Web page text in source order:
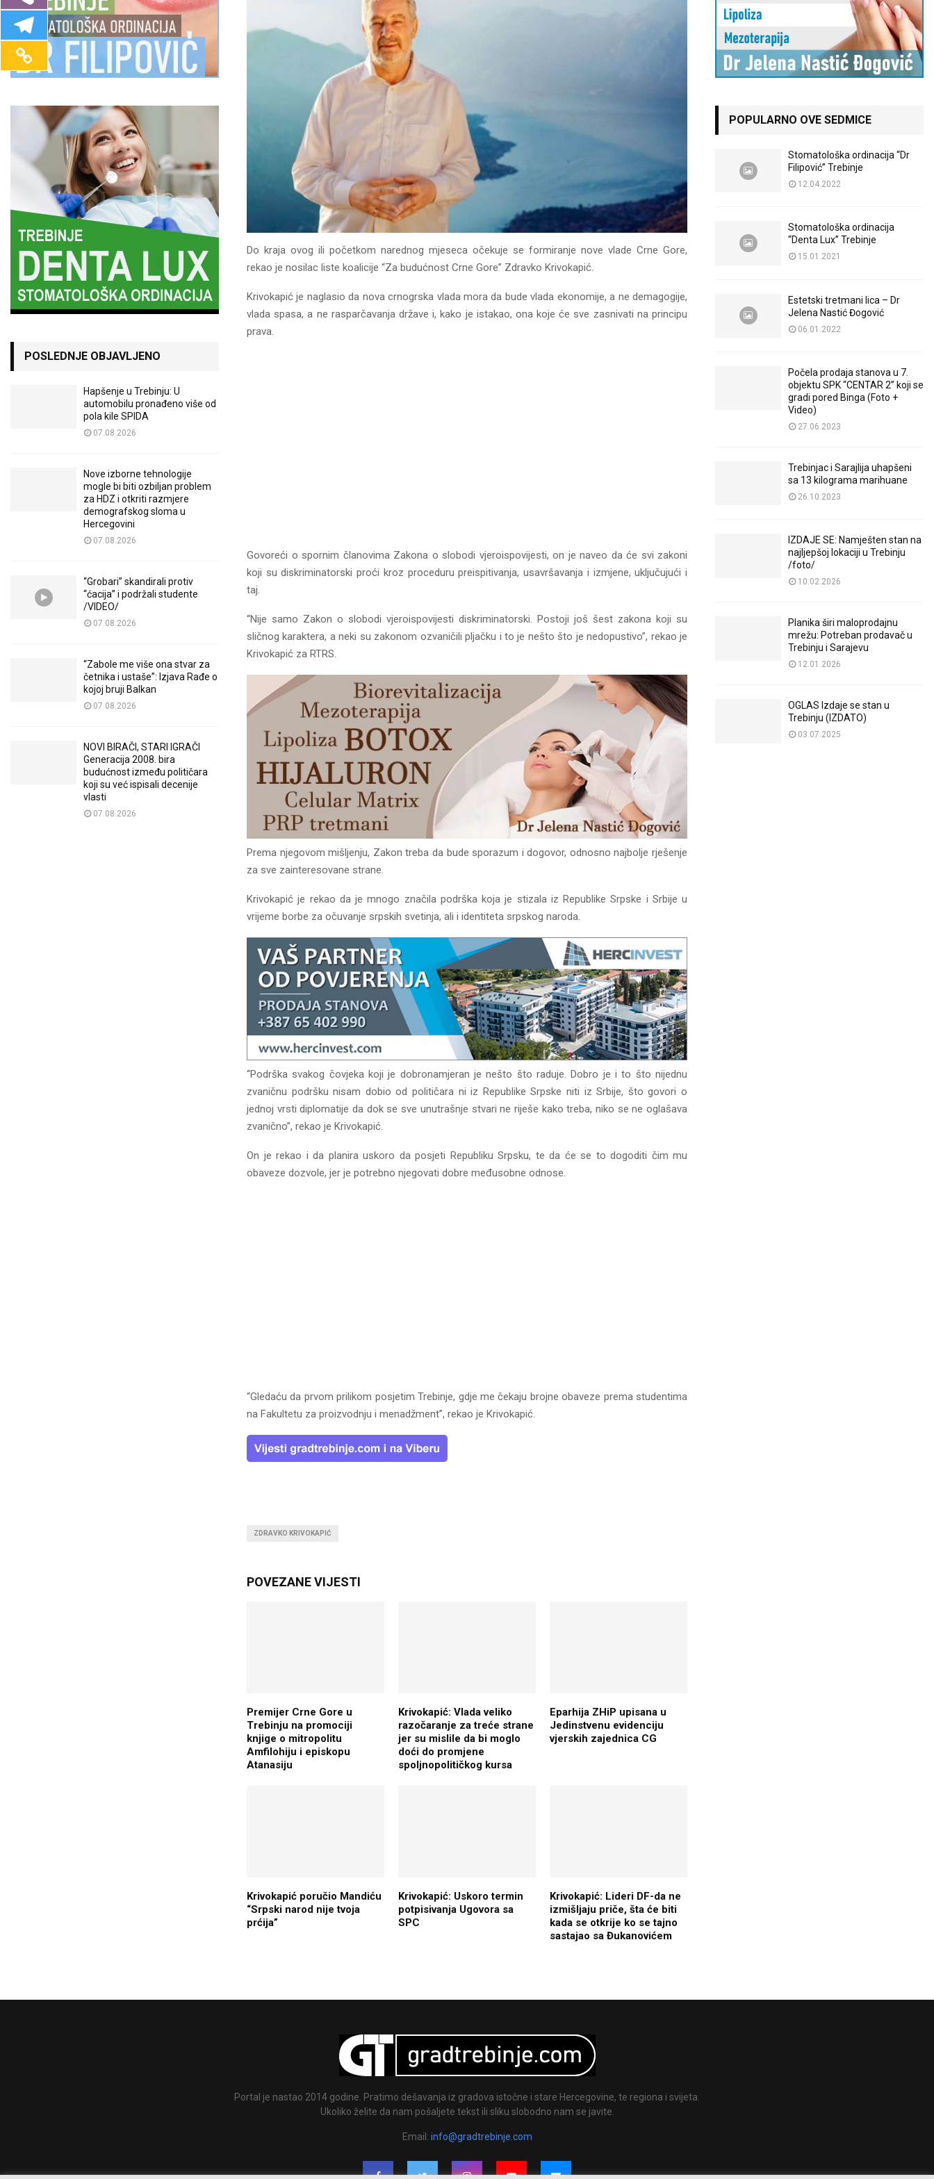
Do kraja ovog ili početkom narednog mjeseca očekuje se formiranje nove vlade Crne Gore,
rekao je nosilac liste koalicije “Za budućnost Crne Gore” Zdravko Krivokapić.
Krivokapić je naglasio da nova crnogrska vlada mora da bude vlada ekonomije, a ne demagogije,
vlada spasa, a ne rasparčavanja države i, kako je istakao, ona koje će sve zasnivati na principu
prava.
Govoreći o spornim članovima Zakona o slobodi vjeroispovijesti, on je naveo da će svi zakoni
koji su diskriminatorski proći kroz proceduru preispitivanja, usavršavanja i izmjene, uključujući i
taj.
“Nije samo Zakon o slobodi vjeroispovijesti diskriminatorski. Postoji još šest zakona koji su
sličnog karaktera, a neki su zakonom ozvaničili pljačku i to je nešto što je nedopustivo”, rekao je
Krivokapić za RTRS.
Prema njegovom mišljenju, Zakon treba da bude sporazum i dogovor, odnosno najbolje rješenje
za sve zainteresovane strane.
Krivokapić je rekao da je mnogo značila podrška koja je stizala iz Republike Srpske i Srbije u
vrijeme borbe za očuvanje srpskih svetinja, ali i identiteta srpskog naroda.
“Podrška svakog čovjeka koji je dobronamjeran je nešto što raduje. Dobro je i to što nijednu
zvaničnu podršku nisam dobio od političara ni iz Republike Srpske niti iz Srbije, što govori o
jednoj vrsti diplomatije da dok se sve unutrašnje stvari ne riješe kako treba, niko se ne oglašava
zvanično”, rekao je Krivokapić.
On je rekao i da planira uskoro da posjeti Republiku Srpsku, te da će se to dogoditi čim mu
obaveze dozvole, jer je potrebno njegovati dobre međusobne odnose.
“Gledaću da prvom prilikom posjetim Trebinje, gdje me čekaju brojne obaveze prema studentima
na Fakultetu za proizvodnju i menadžment”, rekao je Krivokapić.
ZDRAVKO KRIVOKAPIĆ
POVEZANE VIJESTI
Premijer Crne Gore u
Trebinju na promociji
knjige o mitropolitu
Amfilohiju i episkopu
Atanasiju
Krivokapić: Vlada veliko
razočaranje za treće strane
jer su mislile da bi moglo
doći do promjene
spoljnopolitičkog kursa
Eparhija ZHiP upisana u
Jеdinstvеnu еvidеnciju
vjеrskih zajеdnica CG
Krivokapić poručio Mandiću
“Srpski narod nije tvoja
prćija”
Krivokapić: Uskoro termin
potpisivanja Ugovora sa
SPC
Krivokapić: Lideri DF-da ne
izmišljaju priče, šta će biti
kada se otkrije ko se tajno
sastajao sa Đukanovićem
POSLEDNJE OBJAVLJENO
Hapšenje u Trebinju: U
automobilu pronađeno više od
pola kile SPIDA
07.08.2026
Nove izborne tehnologije
mogle bi biti ozbiljan problem
za HDZ i otkriti razmjere
demografskog sloma u
Hercegovini
07.08.2026
“Grobari” skandirali protiv
“ćacija” i podržali studente
/VIDEO/
07.08.2026
“Zabole me više ona stvar za
četnika i ustaše”: Izjava Rađe o
kojoj bruji Balkan
07.08.2026
NOVI BIRAČI, STARI IGRAČI
Generacija 2008. bira
budućnost između političara
koji su već ispisali decenije
vlasti
07.08.2026
POPULARNO OVE SEDMICE
Stomatološka ordinacija “Dr
Filipović” Trebinje
12.04.2022
Stomatološka ordinacija
“Denta Lux” Trebinje
15.01.2021
Estetski tretmani lica – Dr
Jelena Nastić Đogović
06.01.2022
Počela prodaja stanova u 7.
objektu SPK “CENTAR 2” koji se
gradi pored Binga (Foto +
Video)
27.06.2023
Trebinjac i Sarajlija uhapšeni
sa 13 kilograma marihuane
26.10.2023
IZDAJE SE: Namješten stan na
najljepšoj lokaciji u Trebinju
/foto/
10.02.2026
Planika širi maloprodajnu
mrežu: Potreban prodavač u
Trebinju i Sarajevu
12.01.2026
OGLAS Izdaje se stan u
Trebinju (IZDATO)
03.07.2025
Portal je nastao 2014 godine. Pratimo dešavanja iz gradova istočne i stare Hercegovine, te regiona i svijeta.
Ukoliko želite da nam pošaljete tekst ili sliku slobodno nam se javite.
Email: info@gradtrebinje.com